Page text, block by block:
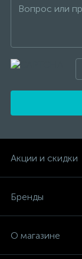
Акции и скидки
Бренды
О магазине